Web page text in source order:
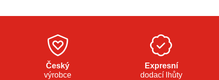
Český
výrobce
Expresní
dodací lhůty